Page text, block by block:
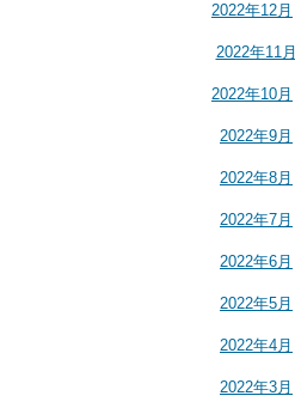
2022年12月
2022年11月
2022年10月
2022年9月
2022年8月
2022年7月
2022年6月
2022年5月
2022年4月
2022年3月